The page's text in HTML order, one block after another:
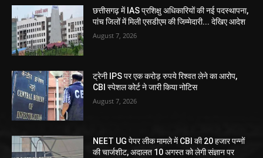
छत्तीसगढ़ में IAS प्रशिक्षु अधिकारियों की नई पदस्थापना,
पांच जिलों में मिली एसडीएम की जिम्मेदारी... देखिए आदेश
August 7, 2026
ट्रेनी IPS पर एक करोड़ रुपये रिश्वत लेने का आरोप,
CBI स्पेशल कोर्ट ने जारी किया नोटिस
August 7, 2026
NEET UG पेपर लीक मामले में CBI की 20 हजार पन्नों
की चार्जशीट, अदालत 10 अगस्त को लेगी संज्ञान पर